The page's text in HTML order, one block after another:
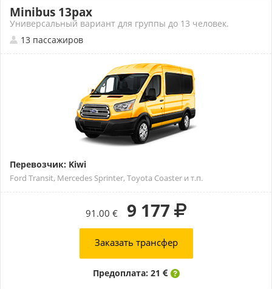
Minibus 13pax
Универсальный вариант для группы до 13 человек.
13 пассажиров
Перевозчик: Kiwi
Ford Transit, Mercedes Sprinter, Toyota Coaster и т.п.
91.00 € 9 177
Заказать трансфер
Предоплата: 21